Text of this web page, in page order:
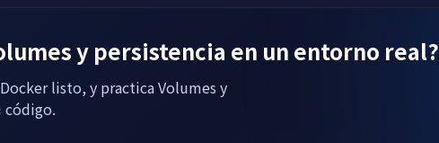
y persistencia en un entorno real?
listo, y practica Volumes y
código.